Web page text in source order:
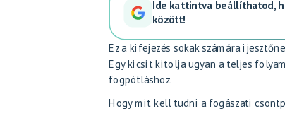
Ide kattintva beállíthatod,
között!
Ez a kifejezés sokak számára
Egy kicsit kitolja ugyan a teljes
fogpótláshoz.
Hogy mit kell tudni a fogászati